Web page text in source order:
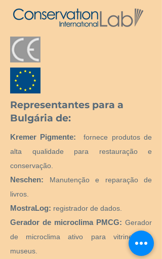
Representantes para a
Bulgária de:
Kremer Pigmente:
fornece produtos de
alta qualidade para restauração e
conservação.
Neschen:
Manutenção e reparação de
livros.
MostraLog: registrador de dados.
Gerador de microclima PMCG: Gerador
de microclima ativo para vitrines de
museus.